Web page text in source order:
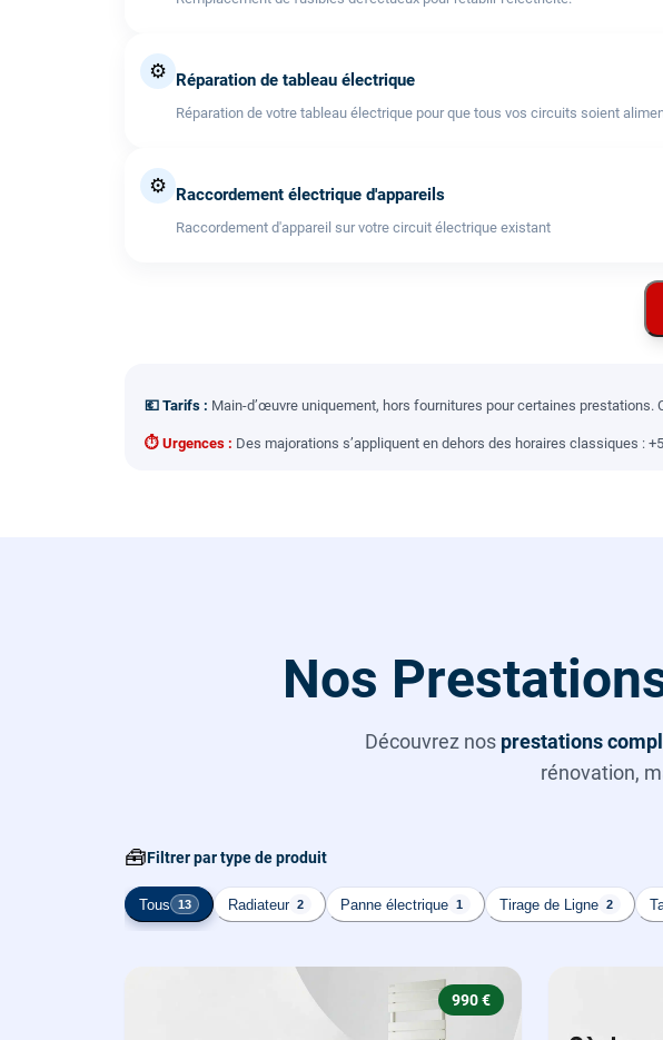
⚙️ Réparation de tableau électrique
Réparation de votre tableau électrique pour que tous vos circuits soient
⚙️ Raccordement électrique d'appareils
Raccordement d'appareil sur votre circuit électrique existant
💶 Tarifs : Main-d’œuvre uniquement, hors fournitures pour certaines
⏱ Urgences : Des majorations s’appliquent en dehors des horaires classiques :
Nos
Découvrez nos prestations
rénovation,
🧰Filtrer par type de produit
Tous 13 Radiateur 2 Panne électrique 1 Tirage de Ligne 2
990 €